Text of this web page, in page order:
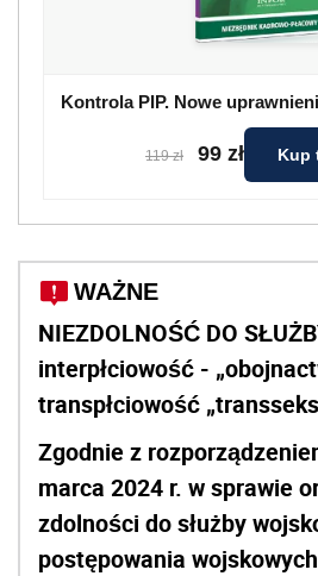
Kontrola PIP. Nowe
119 zł 99 zł Kup
WAŻNE
NIEZDOLNOŚĆ DO
interpłciowość -
transpłciowość
Zgodnie z
marca 2024 r. w sprawie
zdolności do służby
postępowania